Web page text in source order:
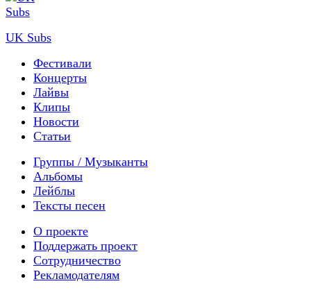
UK Subs
Фестивали
Концерты
Лайвы
Клипы
Новости
Статьи
Группы / Музыканты
Альбомы
Лейблы
Тексты песен
О проекте
Поддержать проект
Сотрудничество
Рекламодателям